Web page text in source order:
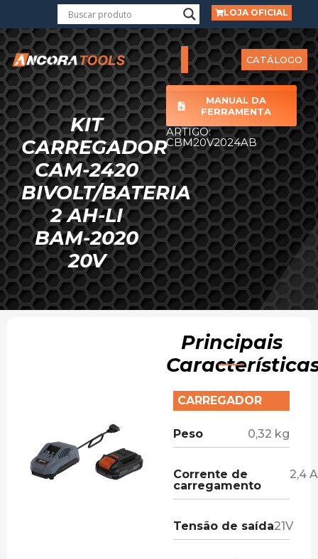
LOJA OFICIAL
CATÁLOGO
KIT
CARREGADOR
CAM-2420
BIVOLT/BATERIA
2 AH-LI
BAM-2020
20V
MANUAL DA
FERRAMENTA
ARTIGO:
CBM20V2024AB
Principais
CARREGADOR
Peso 0,32 kg
Corrente de
carregamento
2,4 A
Tensão de saída21V